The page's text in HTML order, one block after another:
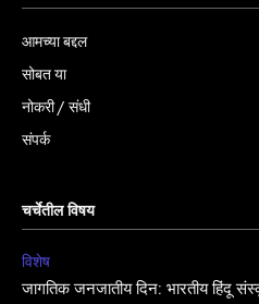
आमच्या बद्दल
सोबत या
नोकरी / संधी
संपर्क
चर्चेतील विषय
विशेष
जागतिक जनजातीय दिन: भारतीय हिंदू